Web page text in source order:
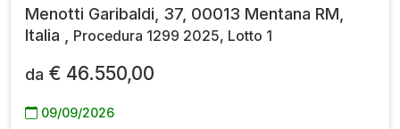
Menotti Garibaldi, 37, 00013 Mentana RM,
Italia ,
Procedura 1299 2025, Lotto 1
da € 46.550,00
09/09/2026